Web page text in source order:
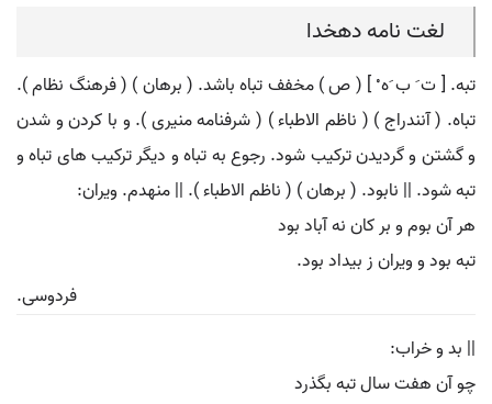
لغت نامه دهخدا
تبه. [ ت َ ب َه ْ ] ( ص ) مخفف تباه باشد. ( برهان ) ( فرهنگ نظام ).
تباه. ( آنندراج ) ( ناظم الاطباء ) ( شرفنامه منیری ). و با کردن و شدن
و گشتن و گردیدن ترکیب شود. رجوع به تباه و دیگر ترکیب های تباه و
تبه شود. || نابود. ( برهان ) ( ناظم الاطباء ). || منهدم. ویران:
هر آن بوم و بر کان نه آباد بود
تبه بود و ویران ز بیداد بود.
فردوسی.
|| بد و خراب:
چو آن هفت سال تبه بگذرد